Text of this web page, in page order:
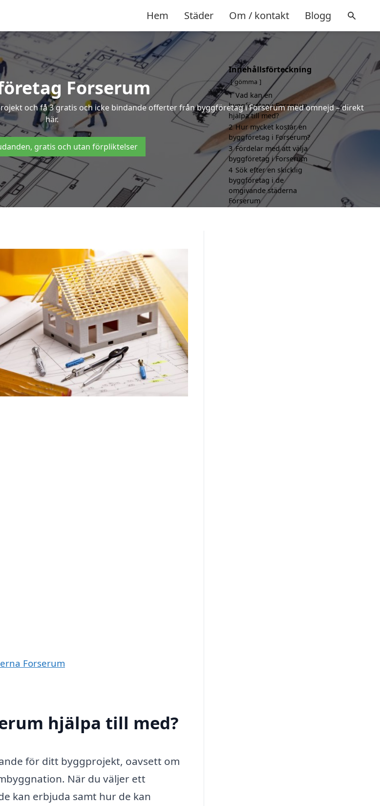
Hem Städer Om / kontakt Blogg
Forserum
och få 3 gratis och icke bindande offerter från byggföretag i Forserum med omnejd – direkt
här.
gratis och utan förpliktelser
Forserum
hjälpa till med?
för ditt byggprojekt, oavsett om
När du väljer ett
kan erbjuda samt hur de kan
Innehållsförteckning
gömma
1 Vad kan en
byggföretag i Forserum
hjälpa till med?
2 Hur mycket kostar en
byggföretag i Forserum?
3 Fördelar med att välja
byggföretag i Forserum
4 Sök efter en skicklig
byggföretag i de
omgivande städerna
Forserum